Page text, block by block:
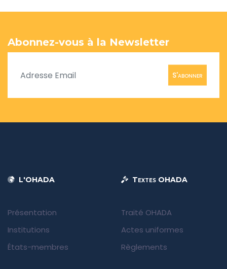
Abonnez-vous à la Newsletter
S'abonner
L'OHADA
Présentation
Institutions
États-membres
Textes OHADA
Traité OHADA
Actes uniformes
Règlements